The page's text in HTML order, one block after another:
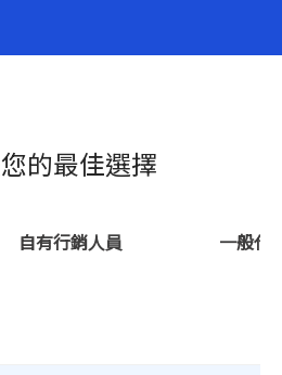
的最佳選擇
自有行銷人員 一般代